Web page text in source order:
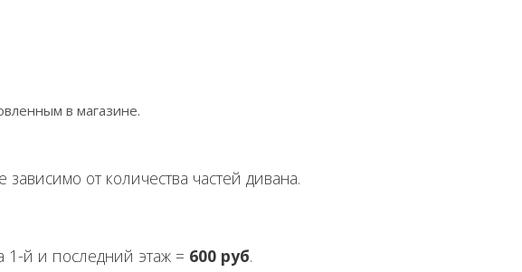
в магазине.
зависимо от количества частей дивана.
1-й и последний этаж = 600 руб.